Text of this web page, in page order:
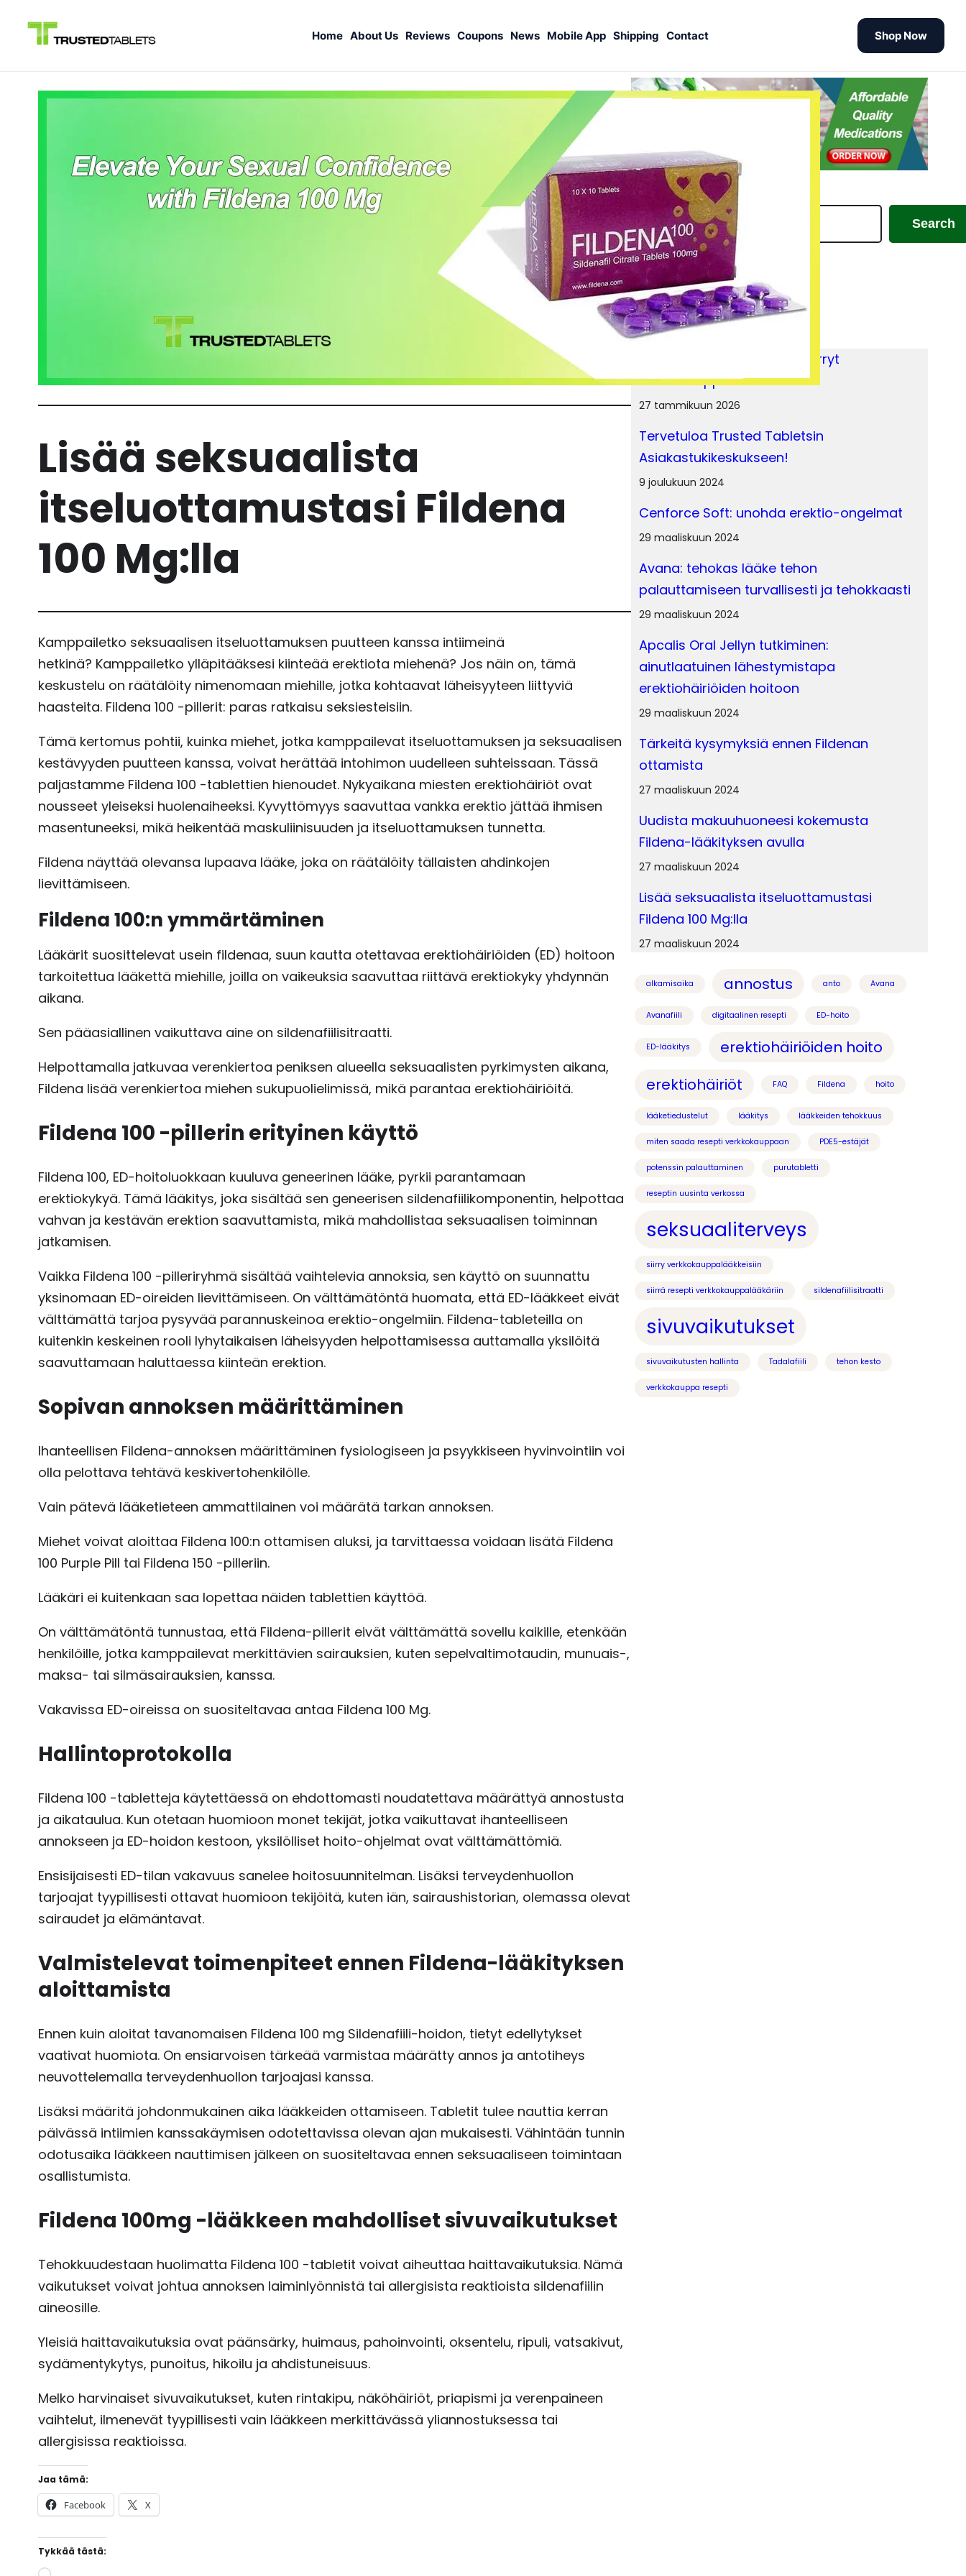
Home About Us Reviews Coupons News Mobile App Shipping Contact Shop Now
Lisää seksuaalista
itseluottamustasi Fildena
100 Mg:lla
Kamppailetko seksuaalisen itseluottamuksen puutteen kanssa intiimeinä
hetkinä? Kamppailetko ylläpitääksesi kiinteää erektiota miehenä? Jos näin on, tämä
keskustelu on räätälöity nimenomaan miehille, jotka kohtaavat läheisyyteen liittyviä
haasteita. Fildena 100 -pillerit: paras ratkaisu seksiesteisiin.
Tämä kertomus pohtii, kuinka miehet, jotka kamppailevat itseluottamuksen ja seksuaalisen
kestävyyden puutteen kanssa, voivat herättää intohimon uudelleen suhteissaan. Tässä
paljastamme Fildena 100 -tablettien hienoudet. Nykyaikana miesten erektiohäiriöt ovat
nousseet yleiseksi huolenaiheeksi. Kyvyttömyys saavuttaa vankka erektio jättää ihmisen
masentuneeksi, mikä heikentää maskuliinisuuden ja itseluottamuksen tunnetta.
Fildena näyttää olevansa lupaava lääke, joka on räätälöity tällaisten ahdinkojen
lievittämiseen.
Fildena 100:n ymmärtäminen
Lääkärit suosittelevat usein fildenaa, suun kautta otettavaa erektiohäiriöiden (ED) hoitoon
tarkoitettua lääkettä miehille, joilla on vaikeuksia saavuttaa riittävä erektiokyky yhdynnän
aikana.
Sen pääasiallinen vaikuttava aine on sildenafiilisitraatti.
Helpottamalla jatkuvaa verenkiertoa peniksen alueella seksuaalisten pyrkimysten aikana,
Fildena lisää verenkiertoa miehen sukupuolielimissä, mikä parantaa erektiohäiriöitä.
Fildena 100 -pillerin erityinen käyttö
Fildena 100, ED-hoitoluokkaan kuuluva geneerinen lääke, pyrkii parantamaan
erektiokykyä. Tämä lääkitys, joka sisältää sen geneerisen sildenafiilikomponentin, helpottaa
vahvan ja kestävän erektion saavuttamista, mikä mahdollistaa seksuaalisen toiminnan
jatkamisen.
Vaikka Fildena 100 -pilleriryhmä sisältää vaihtelevia annoksia, sen käyttö on suunnattu
yksinomaan ED-oireiden lievittämiseen. On välttämätöntä huomata, että ED-lääkkeet eivät
välttämättä tarjoa pysyvää parannuskeinoa erektio-ongelmiin. Fildena-tableteilla on
kuitenkin keskeinen rooli lyhytaikaisen läheisyyden helpottamisessa auttamalla yksilöitä
saavuttamaan haluttaessa kiinteän erektion.
Sopivan annoksen määrittäminen
Ihanteellisen Fildena-annoksen määrittäminen fysiologiseen ja psyykkiseen hyvinvointiin voi
olla pelottava tehtävä keskivertohenkilölle.
Vain pätevä lääketieteen ammattilainen voi määrätä tarkan annoksen.
Miehet voivat aloittaa Fildena 100:n ottamisen aluksi, ja tarvittaessa voidaan lisätä Fildena
100 Purple Pill tai Fildena 150 -pilleriin.
Lääkäri ei kuitenkaan saa lopettaa näiden tablettien käyttöä.
On välttämätöntä tunnustaa, että Fildena-pillerit eivät välttämättä sovellu kaikille, etenkään
henkilöille, jotka kamppailevat merkittävien sairauksien, kuten sepelvaltimotaudin, munuais-,
maksa- tai silmäsairauksien, kanssa.
Vakavissa ED-oireissa on suositeltavaa antaa Fildena 100 Mg.
Hallintoprotokolla
Fildena 100 -tabletteja käytettäessä on ehdottomasti noudatettava määrättyä annostusta
ja aikataulua. Kun otetaan huomioon monet tekijät, jotka vaikuttavat ihanteelliseen
annokseen ja ED-hoidon kestoon, yksilölliset hoito-ohjelmat ovat välttämättömiä.
Ensisijaisesti ED-tilan vakavuus sanelee hoitosuunnitelman. Lisäksi terveydenhuollon
tarjoajat tyypillisesti ottavat huomioon tekijöitä, kuten iän, sairaushistorian, olemassa olevat
sairaudet ja elämäntavat.
Valmistelevat toimenpiteet ennen Fildena-lääkityksen
aloittamista
Ennen kuin aloitat tavanomaisen Fildena 100 mg Sildenafiili-hoidon, tietyt edellytykset
vaativat huomiota. On ensiarvoisen tärkeää varmistaa määrätty annos ja antotiheys
neuvottelemalla terveydenhuollon tarjoajasi kanssa.
Lisäksi määritä johdonmukainen aika lääkkeiden ottamiseen. Tabletit tulee nauttia kerran
päivässä intiimien kanssakäymisen odotettavissa olevan ajan mukaisesti. Vähintään tunnin
odotusaika lääkkeen nauttimisen jälkeen on suositeltavaa ennen seksuaaliseen toimintaan
osallistumista.
Fildena 100mg -lääkkeen mahdolliset sivuvaikutukset
Tehokkuudestaan ​​huolimatta Fildena 100 -tabletit voivat aiheuttaa haittavaikutuksia. Nämä
vaikutukset voivat johtua annoksen laiminlyönnistä tai allergisista reaktioista sildenafiilin
aineosille.
Yleisiä haittavaikutuksia ovat päänsärky, huimaus, pahoinvointi, oksentelu, ripuli, vatsakivut,
sydämentykytys, punoitus, hikoilu ja ahdistuneisuus.
Melko harvinaiset sivuvaikutukset, kuten rintakipu, näköhäiriöt, priapismi ja verenpaineen
vaihtelut, ilmenevät tyypillisesti vain lääkkeen merkittävässä yliannostuksessa tai
allergisissa reaktioissa.
Jaa tämä:
Facebook X
Tykkää tästä:
Search
Search
Uncategorized
Uutiset
Related Posts
Reseptinsiirto-opas: Näin siirryt
verkkokauppalääkkeisiin
27 tammikuun 2026
Tervetuloa Trusted Tabletsin
Asiakastukikeskukseen!
9 joulukuun 2024
Cenforce Soft: unohda erektio-ongelmat
29 maaliskuun 2024
Avana: tehokas lääke tehon
palauttamiseen turvallisesti ja tehokkaasti
29 maaliskuun 2024
Apcalis Oral Jellyn tutkiminen:
ainutlaatuinen lähestymistapa
erektiohäiriöiden hoitoon
29 maaliskuun 2024
Tärkeitä kysymyksiä ennen Fildenan
ottamista
27 maaliskuun 2024
Uudista makuuhuoneesi kokemusta
Fildena-lääkityksen avulla
27 maaliskuun 2024
Lisää seksuaalista itseluottamustasi
Fildena 100 Mg:lla
27 maaliskuun 2024
alkamisaika annostus anto Avana
Avanafiili digitaalinen resepti ED-hoito
ED-lääkitys
erektiohäiriöiden hoito
erektiohäiriöt
FAQ Fildena hoito
lääketiedustelut lääkitys lääkkeiden tehokkuus
miten saada resepti verkkokauppaan PDE5-estäjät
potenssin palauttaminen purutabletti
reseptin uusinta verkossa
seksuaaliterveys
siirry verkkokauppalääkkeisiin
siirrä resepti verkkokauppalääkäriin sildenafiilisitraatti
sivuvaikutukset
sivuvaikutusten hallinta Tadalafiili tehon kesto
verkkokauppa resepti